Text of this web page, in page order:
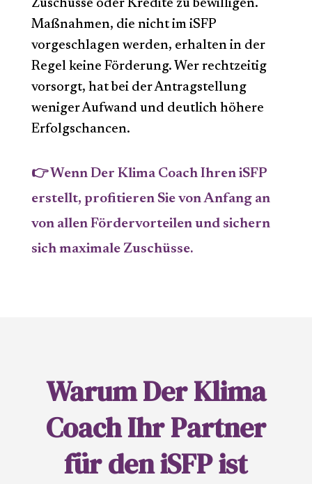
Zuschüsse oder Kredite zu bewilligen.
Maßnahmen, die nicht im iSFP
vorgeschlagen werden, erhalten in der
Regel keine Förderung. Wer rechtzeitig
vorsorgt, hat bei der Antragstellung
weniger Aufwand und deutlich höhere
Erfolgschancen.
👉 Wenn Der Klima Coach Ihren iSFP
erstellt, profitieren Sie von Anfang an
von allen Fördervorteilen und sichern
sich maximale Zuschüsse.
Warum Der Klima
Coach Ihr Partner
für den iSFP ist